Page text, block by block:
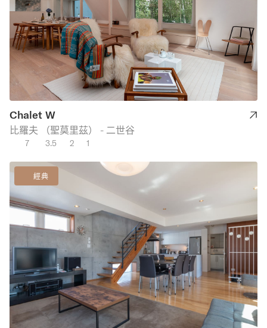
Chalet W
比羅夫 （聖莫里茲） - 二世谷
7 3.5 2 1
經典